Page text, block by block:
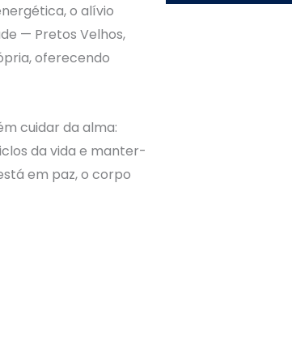
o alívio
— Pretos Velhos,
oferecendo
cuidar da alma:
da vida e manter-
em paz, o corpo